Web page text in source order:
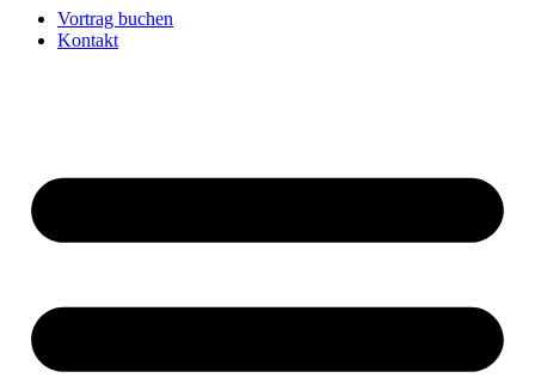
Vortrag buchen
Kontakt